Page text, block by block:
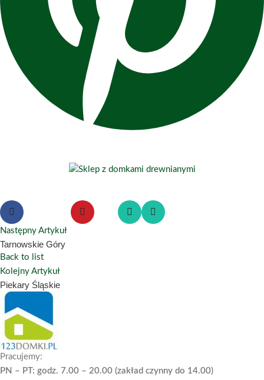
Następny Artykuł
Tarnowskie Góry
Back to list
Kolejny Artykuł
Piekary Śląskie
Pracujemy:
PN – PT: godz. 7.00 – 20.00 (zakład czynny do 14.00)